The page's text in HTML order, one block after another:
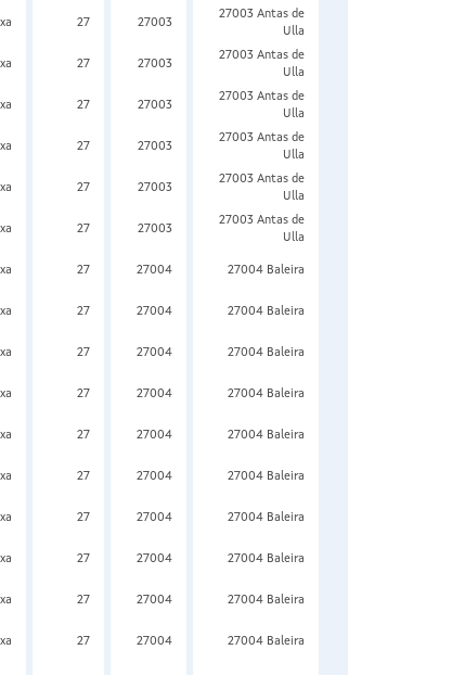
27 27003
27003 Antas de
Ulla
27 27003
27003 Antas de
Ulla
27 27003
27003 Antas de
Ulla
27 27003
27003 Antas de
Ulla
27 27003
27003 Antas de
Ulla
27 27003
27003 Antas de
Ulla
27 27004 27004 Baleira
27 27004 27004 Baleira
27 27004 27004 Baleira
27 27004 27004 Baleira
27 27004 27004 Baleira
27 27004 27004 Baleira
27 27004 27004 Baleira
27 27004 27004 Baleira
27 27004 27004 Baleira
27 27004 27004 Baleira